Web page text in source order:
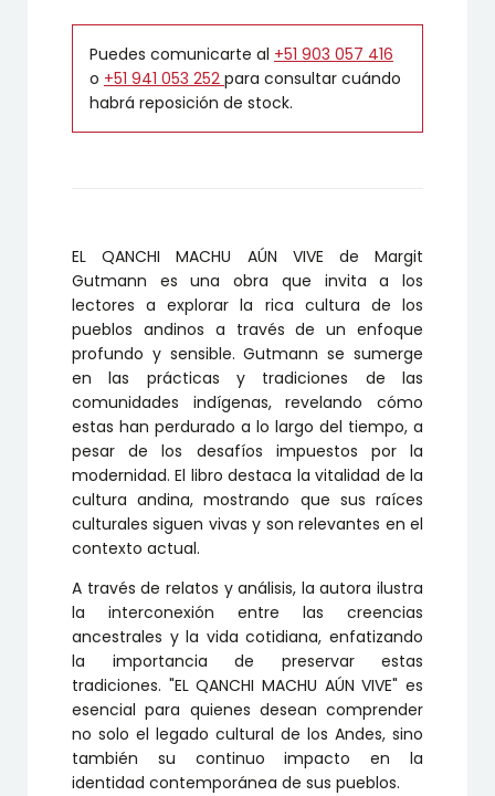
Puedes comunicarte al +51 903 057 416
o +51 941 053 252 para consultar cuándo
habrá reposición de stock.
EL QANCHI MACHU AÚN VIVE de Margit
Gutmann es una obra que invita a los
lectores a explorar la rica cultura de los
pueblos andinos a través de un enfoque
profundo y sensible. Gutmann se sumerge
en las prácticas y tradiciones de las
comunidades indígenas, revelando cómo
estas han perdurado a lo largo del tiempo, a
pesar de los desafíos impuestos por la
modernidad. El libro destaca la vitalidad de la
cultura andina, mostrando que sus raíces
culturales siguen vivas y son relevantes en el
contexto actual.
A través de relatos y análisis, la autora ilustra
la interconexión entre las creencias
ancestrales y la vida cotidiana, enfatizando
la importancia de preservar estas
tradiciones. "EL QANCHI MACHU AÚN VIVE" es
esencial para quienes desean comprender
no solo el legado cultural de los Andes, sino
también su continuo impacto en la
identidad contemporánea de sus pueblos.